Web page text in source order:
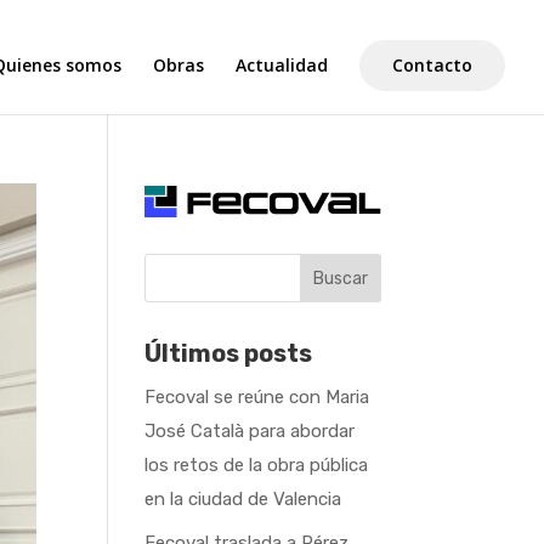
somos Obras Actualidad Contacto
Buscar
Últimos posts
Fecoval se reúne con Maria
José Català para abordar
los retos de la obra pública
en la ciudad de Valencia